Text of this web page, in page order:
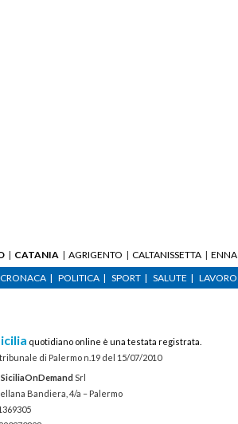
CATANIA AGRIGENTO CALTANISSETTA ENNA
CRONACA POLITICA SPORT SALUTE LAVORO
quotidiano online è una testata registrata.
di Palermo n.19 del 15/07/2010
Srl
Bandiera, 4/a – Palermo